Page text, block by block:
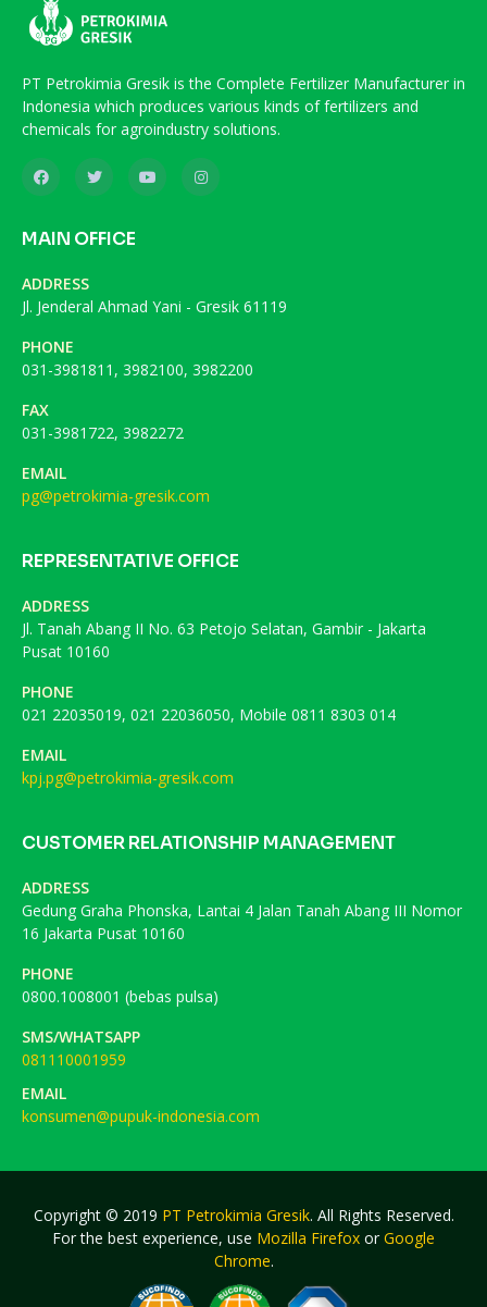
PT Petrokimia Gresik is the Complete Fertilizer Manufacturer in
Indonesia which produces various kinds of fertilizers and
chemicals for agroindustry solutions.
MAIN OFFICE
ADDRESS
Jl. Jenderal Ahmad Yani - Gresik 61119
PHONE
031-3981811, 3982100, 3982200
FAX
031-3981722, 3982272
EMAIL
pg@petrokimia-gresik.com
REPRESENTATIVE OFFICE
ADDRESS
Jl. Tanah Abang II No. 63 Petojo Selatan, Gambir - Jakarta
Pusat 10160
PHONE
021 22035019, 021 22036050, Mobile 0811 8303 014
EMAIL
kpj.pg@petrokimia-gresik.com
CUSTOMER RELATIONSHIP MANAGEMENT
ADDRESS
Gedung Graha Phonska, Lantai 4 Jalan Tanah Abang III Nomor
16 Jakarta Pusat 10160
PHONE
0800.1008001 (bebas pulsa)
SMS/WHATSAPP
081110001959
EMAIL
konsumen@pupuk-indonesia.com
Copyright © 2019 PT Petrokimia Gresik. All Rights Reserved.
For the best experience, use Mozilla Firefox or Google
Chrome.